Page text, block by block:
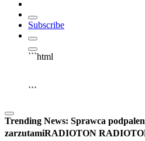
Subscribe
```html
```
Trending News: Sprawca
zarzutamiRADIOTON